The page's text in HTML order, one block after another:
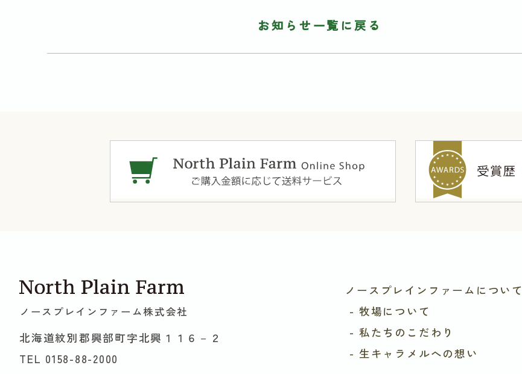
お知らせ一覧に戻る
ノースプレインファーム株式会社
北海道紋別郡興部町字北興１１６－２
TEL 0158-88-2000
ノースプレインファームについて
- 牧場について
- 私たちのこだわり
- 生キャラメルへの想い